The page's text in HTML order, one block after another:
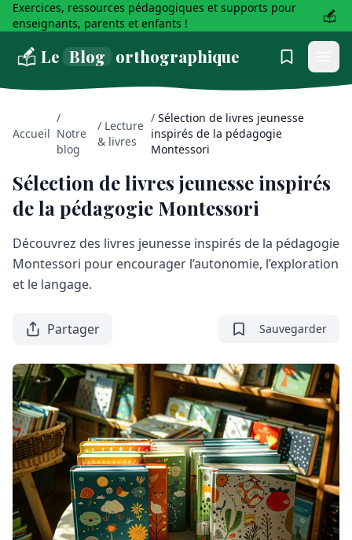
Exercices, ressources pédagogiques et supports pour
enseignants, parents et enfants !
Le Blog orthographique
Accueil
/
Notre
blog
/ Lecture
& livres
/ Sélection de livres jeunesse
inspirés de la pédagogie
Montessori
Sélection de livres jeunesse inspirés
de la pédagogie Montessori
Découvrez des livres jeunesse inspirés de la pédagogie
Montessori pour encourager l’autonomie, l’exploration
et le langage.
Partager Sauvegarder